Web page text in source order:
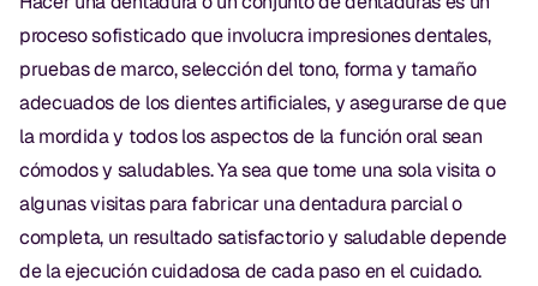
proceso sofisticado que involucra impresiones dentales,
pruebas de marco, selección del tono, forma y tamaño
adecuados de los dientes artificiales, y asegurarse de que
la mordida y todos los aspectos de la función oral sean
cómodos y saludables. Ya sea que tome una sola visita o
algunas visitas para fabricar una dentadura parcial o
completa, un resultado satisfactorio y saludable depende
de la ejecución cuidadosa de cada paso en el cuidado.